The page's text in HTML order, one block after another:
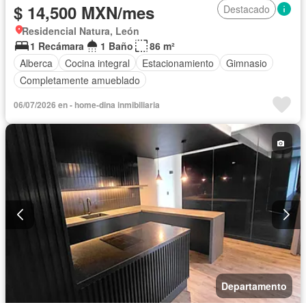
$ 14,500 MXN/mes
Destacado
Residencial Natura, León
1 Recámara
1 Baño
86 m²
Alberca
Cocina integral Estacionamiento
Gimnasio
Completamente amueblado
06/07/2026 en - home-dina inmibiliaria
Departamento